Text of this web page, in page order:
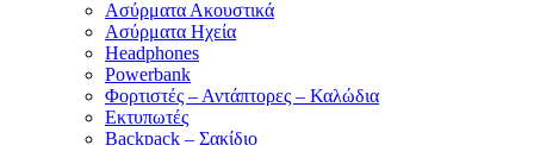
Ασύρματα Ακουστικά
Ασύρματα Ηχεία
Headphones
Powerbank
Φορτιστές – Αντάπτορες – Καλώδια
Εκτυπωτές
Backpack – Σακίδιο